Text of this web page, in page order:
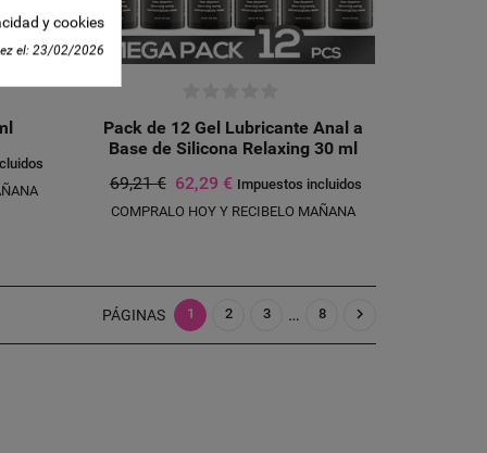
Pack de 12 Gel Lubricante Anal a
Base de Silicona Relaxing 30 ml
69,21 € 62,29 € Impuestos incluidos
COMPRALO HOY Y RECIBELO MAÑANA
PÁGINAS 1 2 3 … 8 
y cookies
el: 23/02/2026